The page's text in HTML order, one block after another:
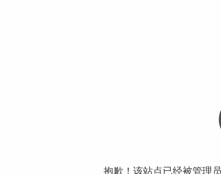
抱歉！该站点已经被管理